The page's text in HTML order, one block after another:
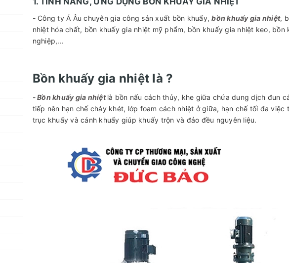
- Công ty Á Âu chuyên gia công sản xuất bồn khuấy,bồn khuấy gia nhiệt,
nhiệt hóa chất, bồn khuấy gia nhiệt mỹ phẩm, bồn khuấy gia nhiệt keo,
nghiệp,...
Bồn khuấy gia nhiệt là ?
-Bồn khuấy gia nhiệt là bồn nấu cách thủy, khe giữa chứa dung dịch đun
tiếp nên hạn chế cháy khét, lớp foam cách nhiệt ở giữa, hạn chế tối đa
trục khuấy và cánh khuấy giúp khuấy trộn và đảo đều nguyên liệu.